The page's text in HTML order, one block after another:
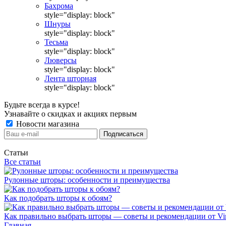
Бахрома
style="display: block"
Шнуры
style="display: block"
Тесьма
style="display: block"
Люверсы
style="display: block"
Лента шторная
style="display: block"
Будьте всегда в курсе!
Узнавайте о скидках и акциях первым
Новости магазина
Статьи
Все статьи
Рулонные шторы: особенности и преимущества
Как подобрать шторы к обоям?
Как правильно выбрать шторы — советы и рекомендации от